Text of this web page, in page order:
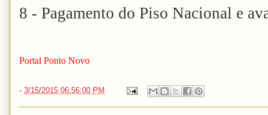
8 - Pagamento do Piso Nacional e
Portal Ponto Novo
- 3/15/2015 06:56:00 PM